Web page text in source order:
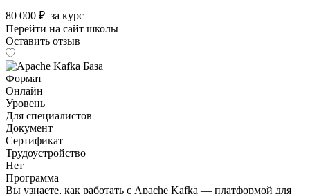
80 000 ₽ за курс
Перейти на сайт школы
Оставить отзыв
Формат
Онлайн
Уровень
Для специалистов
Документ
Сертификат
Трудоустройство
Нет
Программа
Вы узнаете, как работать с Apache Kafka — платформой для